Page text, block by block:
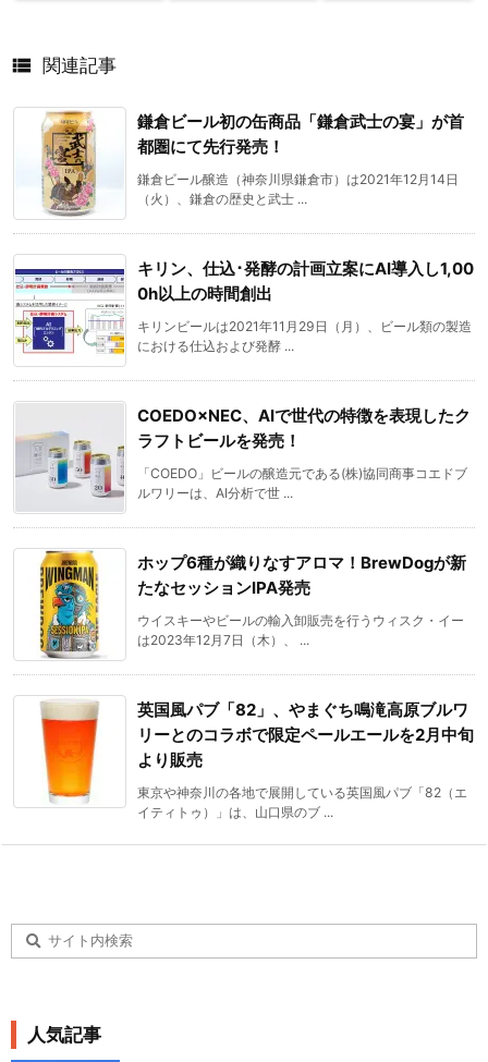
 関連記事
鎌倉ビール初の缶商品「鎌倉武士の宴」が首
都圏にて先行発売！
鎌倉ビール醸造（神奈川県鎌倉市）は2021年12月14日
（火）、鎌倉の歴史と武士 ...
キリン、仕込･発酵の計画立案にAI導入し1,00
0h以上の時間創出
キリンビールは2021年11月29日（月）、ビール類の製造
における仕込および発酵 ...
COEDO×NEC、AIで世代の特徴を表現したク
ラフトビールを発売！
「COEDO」ビールの醸造元である(株)協同商事コエドブ
ルワリーは、AI分析で世 ...
ホップ6種が織りなすアロマ！BrewDogが新
たなセッションIPA発売
ウイスキーやビールの輸入卸販売を行うウィスク・イー
は2023年12月7日（木）、 ...
英国風パブ「82」、やまぐち鳴滝高原ブルワ
リーとのコラボで限定ペールエールを2月中旬
より販売
東京や神奈川の各地で展開している英国風パブ「82（エ
イティトゥ）」は、山口県のブ ...
人気記事